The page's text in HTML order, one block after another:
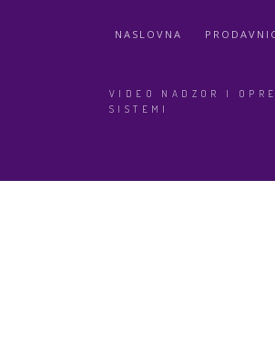
NASLOVNA
VIDEO NADZOR I
SISTEMI